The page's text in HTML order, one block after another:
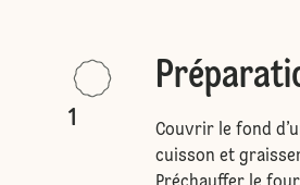
1
Couvrir le fond
cuisson et